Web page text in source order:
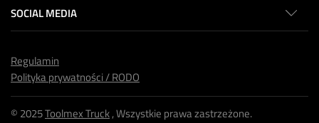
SOCIAL MEDIA
© 2025Toolmex Truck, Wszystkie prawa zastrzeżone.
Regulamin
Polityka prywatności / RODO